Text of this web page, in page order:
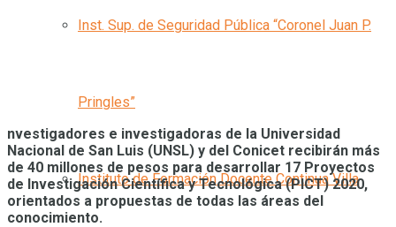
Inst. Sup. de Seguridad Pública “Coronel Juan P.
Pringles”
Instituto de Formación Docente Continua Villa
nvestigadores e investigadoras de la Universidad
Nacional de San Luis (UNSL) y del Conicet recibirán más
de 40 millones de pesos para desarrollar 17 Proyectos
de Investigación Científica y Tecnológica (PICT) 2020,
orientados a propuestas de todas las áreas del
conocimiento.